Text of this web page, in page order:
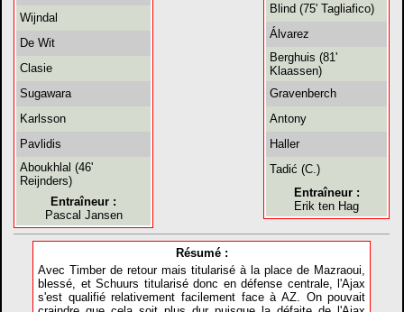
Wijndal
De Wit
Clasie
Sugawara
Karlsson
Pavlidis
Aboukhlal (46'
Reijnders)
Entraîneur :
Pascal Jansen
Blind (75' Tagliafico)
Álvarez
Berghuis (81'
Klaassen)
Gravenberch
Antony
Haller
Tadić (C.)
Entraîneur :
Erik ten Hag
Résumé :
Avec Timber de retour mais titularisé à la place de Mazraoui,
blessé, et Schuurs titularisé donc en défense centrale, l'Ajax
s'est qualifié relativement facilement face à AZ. On pouvait